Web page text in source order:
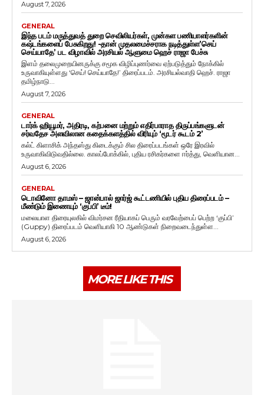
August 7, 2026
GENERAL
இந்த படம் மருத்துவத் துறை செவிலியர்கள், முன்கள பணியாளர்களின்
கஷ்டங்களைப் பேசுகிறது! -தான் முதலமைச்சராக நடித்துள்ள’செய்
செய்யாதே’ பட விழாவில் அரசியல் ஆளுமை ஹெச் ராஜா பேச்சு
இளம் தலைமுறையினருக்கு சமூக விழிப்புணர்வை ஏற்படுத்தும் நோக்கில்
உருவாகியுள்ளது ‘செய்! செய்யாதே!’ திரைப்படம். அரசியல்வாதி ஹெச். ராஜா
தமிழ்நாடு...
August 7, 2026
GENERAL
டார்க் ஹியூமர், அதிரடி, கற்பனை மற்றும் எதிர்பாராத திருப்பங்களுடன்
சர்வதேச அளவிலான கதைக்களத்தில் விரியும் ‘மூடர் கூடம் 2’
கல்ட் கிளாசிக் அந்தஸ்து கிடைக்கும் சில திரைப்படங்கள் ஒரே இரவில்
உருவாகிவிடுவதில்லை. காலப்போக்கில், புதிய ரசிகர்களை ஈர்த்து, வெளியான...
August 6, 2026
GENERAL
டொவினோ தாமஸ் – ஜான்பால் ஜார்ஜ் கூட்டணியில் புதிய திரைப்படம் –
மீண்டும் இணையும் ‘குப்பி’ டீம்!
மலையாள திரையுலகில் விமர்சன ரீதியாகப் பெரும் வரவேற்பைப் பெற்ற ‘குப்பி’
(Guppy) திரைப்படம் வெளியாகி 10 ஆண்டுகள் நிறைவடைந்துள்ள...
August 6, 2026
MORE LIKE THIS